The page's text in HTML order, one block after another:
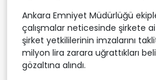
Ankara Emniyet Müdürlüğü
çalışmalar neticesinde şirkete
şirket yetkililerinin imzalarını
milyon lira zarara uğrattıkları
gözaltına alındı.